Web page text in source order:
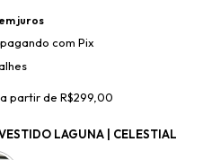
juros
com Pix
a partir de R$299,00
LAGUNA | CELESTIAL